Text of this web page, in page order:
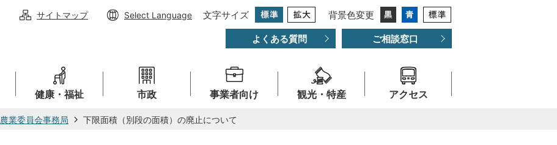
サイトマップ Select Language 文字サイズ 背景色変更
よくある質問 ご相談窓口
健康・福祉 市政 事業者向け 観光・特産 アクセス
農業委員会事務局 下限面積（別段の面積）の廃止について